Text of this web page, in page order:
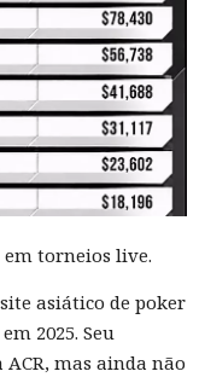
em torneios live.
asiático de poker
em 2025. Seu
mas ainda não